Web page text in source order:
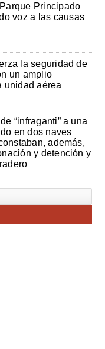
Principado
voz a las causas
la seguridad de
un amplio
unidad aérea
“infraganti” a una
en dos naves
además,
y detención y